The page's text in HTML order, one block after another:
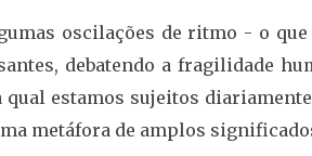
oscilações de ritmo - o
debatendo a fragilidade
estamos sujeitos
metáfora de amplos